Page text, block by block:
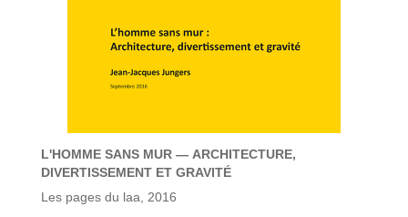
L'HOMME SANS MUR — ARCHITECTURE,
DIVERTISSEMENT ET GRAVITÉ
Les pages du laa, 2016